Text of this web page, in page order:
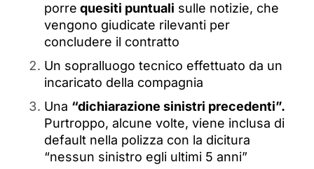
porre quesiti puntuali sulle notizie, che
vengono giudicate rilevanti per
concludere il contratto
Un sopralluogo tecnico effettuato da un
incaricato della compagnia
Una “dichiarazione sinistri precedenti”.
Purtroppo, alcune volte, viene inclusa di
default nella polizza con la dicitura
“nessun sinistro egli ultimi 5 anni”